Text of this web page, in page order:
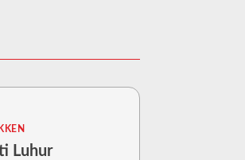
Luhur